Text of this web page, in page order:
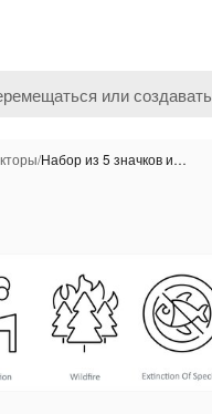
/Набор из 5 значков и…